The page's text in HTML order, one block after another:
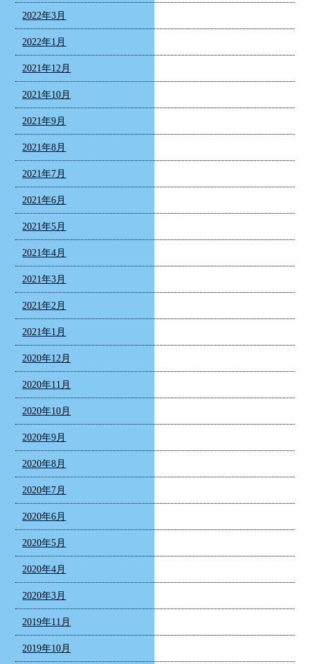
2022年3月
2022年1月
2021年12月
2021年10月
2021年9月
2021年8月
2021年7月
2021年6月
2021年5月
2021年4月
2021年3月
2021年2月
2021年1月
2020年12月
2020年11月
2020年10月
2020年9月
2020年8月
2020年7月
2020年6月
2020年5月
2020年4月
2020年3月
2019年11月
2019年10月